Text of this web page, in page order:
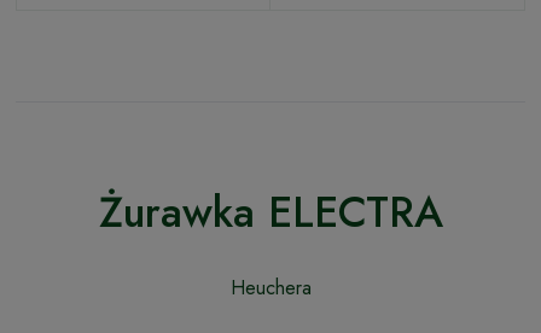
Żurawka ELECTRA
Heuchera